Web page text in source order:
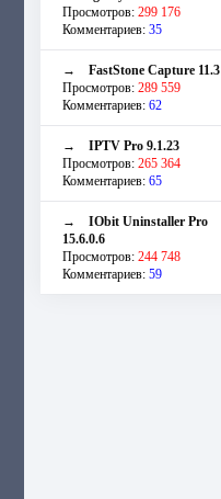
Просмотров: 299 176
Комментариев: 35
→ FastStone Capture 11.3
Просмотров: 289 559
Комментариев: 62
→ IPTV Pro 9.1.23
Просмотров: 265 364
Комментариев: 65
→ IObit Uninstaller Pro
15.6.0.6
Просмотров: 244 748
Комментариев: 59